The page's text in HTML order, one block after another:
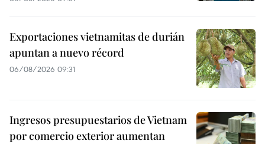
Exportaciones vietnamitas de durián
apuntan a nuevo récord
06/08/2026 09:31
Ingresos presupuestarios de Vietnam
por comercio exterior aumentan